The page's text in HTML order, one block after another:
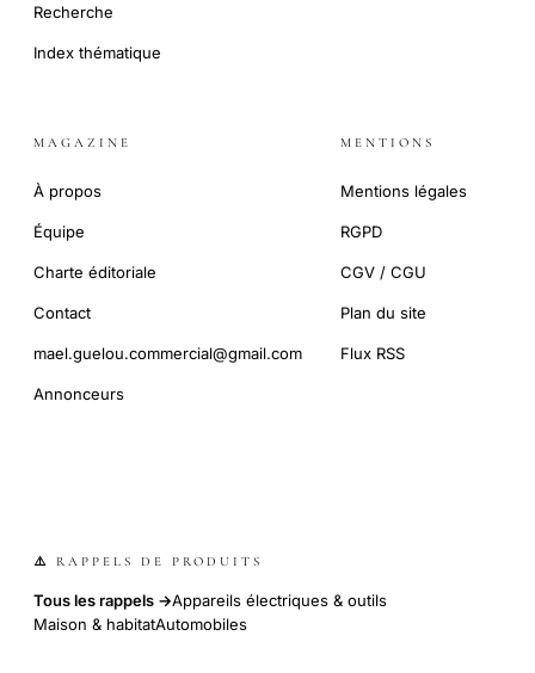
Recherche
Index thématique
MAGAZINE
À propos
Équipe
Charte éditoriale
Contact
mael.guelou.commercial@gmail.com
Annonceurs
MENTIONS
Mentions légales
RGPD
CGV / CGU
Plan du site
Flux RSS
⚠️ RAPPELS DE PRODUITS
Tous les rappels →Appareils électriques & outils
Maison & habitatAutomobiles